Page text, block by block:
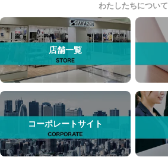
わたしたちについて
店舗一覧
コーポレートサイト